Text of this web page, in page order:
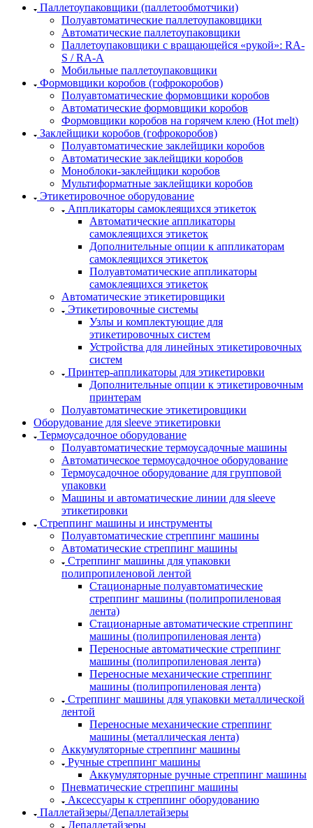
Паллетоупаковщики (паллетообмотчики)
Полуавтоматические паллетоупаковщики
Автоматические паллетоупаковщики
Паллетоупаковщики с вращающейся «рукой»: RA-
S / RA-A
Мобильные паллетоупаковщики
Формовщики коробов (гофрокоробов)
Полуавтоматические формовщики коробов
Автоматические формовщики коробов
Формовщики коробов на горячем клею (Hot melt)
Заклейщики коробов (гофрокоробов)
Полуавтоматические заклейщики коробов
Автоматические заклейщики коробов
Моноблоки-заклейщики коробов
Мультиформатные заклейщики коробов
Этикетировочное оборудование
Аппликаторы самоклеящихся этикеток
Автоматические аппликаторы
самоклеящихся этикеток
Дополнительные опции к аппликаторам
самоклеящихся этикеток
Полуавтоматические аппликаторы
самоклеящихся этикеток
Автоматические этикетировщики
Этикетировочные системы
Узлы и комплектующие для
этикетировочных систем
Устройства для линейных этикетировочных
систем
Принтер-аппликаторы для этикетировки
Дополнительные опции к этикетировочным
принтерам
Полуавтоматические этикетировщики
Оборудование для sleeve этикетировки
Термоусадочное оборудование
Полуавтоматические термоусадочные машины
Автоматическое термоусадочное оборудование
Термоусадочное оборудование для групповой
упаковки
Машины и автоматические линии для sleeve
этикетировки
Стреппинг машины и инструменты
Полуавтоматические стреппинг машины
Автоматические стреппинг машины
Стреппинг машины для упаковки
полипропиленовой лентой
Стационарные полуавтоматические
стреппинг машины (полипропиленовая
лента)
Стационарные автоматические стреппинг
машины (полипропиленовая лента)
Переносные автоматические стреппинг
машины (полипропиленовая лента)
Переносные механические стреппинг
машины (полипропиленовая лента)
Стреппинг машины для упаковки металлической
лентой
Переносные механические стреппинг
машины (металлическая лента)
Аккумуляторные стреппинг машины
Ручные стреппинг машины
Аккумуляторные ручные стреппинг машины
Пневматические стреппинг машины
Аксессуары к стреппинг оборудованию
Паллетайзеры/Депаллетайзеры
Депаллетайзеры